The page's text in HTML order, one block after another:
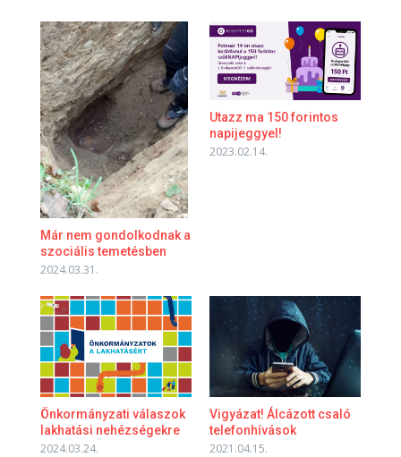
Már nem gondolkodnak a
szociális temetésben
2024.03.31.
Utazz ma 150 forintos
napijeggyel!
2023.02.14.
Önkormányzati válaszok
lakhatási nehézségekre
2024.03.24.
Vigyázat! Álcázott csaló
telefonhívások
2021.04.15.